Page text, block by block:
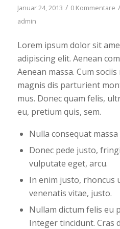
Januar 24, 2013 / 0 Kommentare /
admin
Lorem ipsum dolor sit
adipiscing elit. Aenean
Aenean massa. Cum
magnis dis parturient
mus. Donec quam felis,
eu, pretium quis, sem.
Nulla consequat massa
Donec pede justo,
vulputate eget, arcu.
In enim justo, rhoncus
venenatis vitae, justo.
Nullam dictum felis eu
Integer tincidunt. Cras